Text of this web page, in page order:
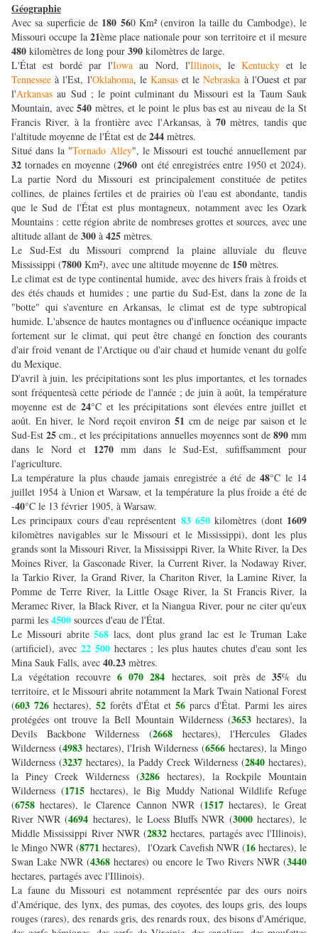
Géographie
Avec sa superficie de 180 560 Km² (environ la taille du Cambodge), le
Missouri occupe la21ème place nationale pour son territoire et il mesure
480 kilomètres de long pour 390 kilomètres de large.
L'État est bordé par l'Iowa au Nord, l'Illinois, le Kentuckyet le
Tennessee à l'Est, l'Oklahoma, le Kansaset leNebraska à l'Ouest et par
l'Arkansas au Sud ; le point culminant du Missouri est la Taum Sauk
Mountain, avec540mètres, et le point le plus bas est au niveau de la St
Francis River, à la frontière avec l'Arkansas, à 70mètres, tandis que
l'altitude moyenne de l'État est de 244 mètres.
Situé dans la "Tornado Alley", le Missouri est touché annuellement par
32 tornades en moyenne (2960 ont été enregistrées entre 1950 et 2024).
La partie Nord du Missouri est principalement constituée de petites
collines, de plaines fertiles et de prairies où l'eau est abondante, tandis
que le Sud de l'État est plus montagneux, notamment avec les Ozark
Mountains : cette région abrite de nombreses grottes et sources, avec une
altitude allant de 300 à 425 mètres.
Le Sud-Est du Missouri comprend la plaine alluviale du fleuve
Mississippi (7800 Km²), avec une altitude moyenne de 150 mètres.
Le climat est de type continental humide, avec des hivers frais à froids et
des étés chauds et humides ; une partie du Sud-Est, dans la zone de la
"botte" qui s'aventure en Arkansas, le climat est de type subtropical
humide. L'absence de hautes montagnes ou d'influence océanique impacte
fortement sur le climat, qui peut être changé en fonction des courants
d'air froid venant de l'Arctique ou d'air chaud et humide venant du golfe
du Mexique.
D'avril à juin, les précipitations sont les plus importantes, et les tornades
sont fréquentesà cette période de l'année ; de juin à août, la température
moyenne est de24°C et les précipitations sont élevées entre juillet et
août. En hiver, le Nord reçoit environ 51 cm de neige par saison et le
Sud-Est25 cm., et les précipitations annuelles moyennes sont de 890mm
dans le Nord et 1270mm dans le Sud-Est, sufiffsamment pour
l'agriculture.
La température la plus chaude jamais enregistrée a été de48°C le 14
juillet 1954 à Union et Warsaw, et la température la plus froide a été de
-40°C le 13 février 1905, à Warsaw.
Les principaux cours d'eau représentent 83 650 kilomètres (dont 1609
kilomètres navigables sur le Missouri et le Mississippi), dont les plus
grands sont la Missouri River, la Mississippi River, la White River, la Des
Moines River, la Gasconade River, la Current River, la Nodaway River,
la Tarkio River, la Grand River, la Chariton River, la Lamine River, la
Pomme de Terre River, la Little Osage River, la St Francis River, la
Meramec River, la Black River, et la Niangua River, pour ne citer qu'eux
parmi les 4500 sources d'eau de l'État.
Le Missouri abrite568 lacs, dont plus grand lac est le Truman Lake
(artificiel), avec 22 500hectares ; les plus hautes chutes d'eau sont les
Mina Sauk Falls, avec 40.23 mètres.
La végétation recouvre6 070 284 hectares, soit près de 35% du
territoire, et le Missouri abrite notamment la Mark Twain National Forest
(603 726 hectares), 52 forêts d'État et 56 parcs d'État. Parmi les aires
protégées ont trouve la Bell Mountain Wilderness (3653 hectares), la
Devils Backbone Wilderness (2668 hectares), l'Hercules Glades
Wilderness (4983 hectares), l'Irish Wilderness (6566 hectares), la Mingo
Wilderness (3237 hectares), la Paddy Creek Wilderness (2840 hectares),
la Piney Creek Wilderness (3286hectares), la Rockpile Mountain
Wilderness (1715 hectares), le Big Muddy National Wildlife Refuge
(6758hectares), le Clarence Cannon NWR (1517hectares), le Great
River NWR (4694 hectares), le Loess Bluffs NWR (3000 hectares), le
Middle Mississippi River NWR (2832hectares, partagés avec l'Illinois),
le Mingo NWR (8771hectares), l'Ozark Cavefish NWR (16 hectares), le
Swan Lake NWR (4368 hectares) ou encore le Two Rivers NWR (3440
hectares, partagés avec l'Illinois).
La faune du Missouri est notamment représentée par des ours noirs
d'Amérique, des lynx, des pumas, des coyotes, des loups gris, des loups
rouges (rares), des renards gris, des renards roux, des bisons d'Amérique,